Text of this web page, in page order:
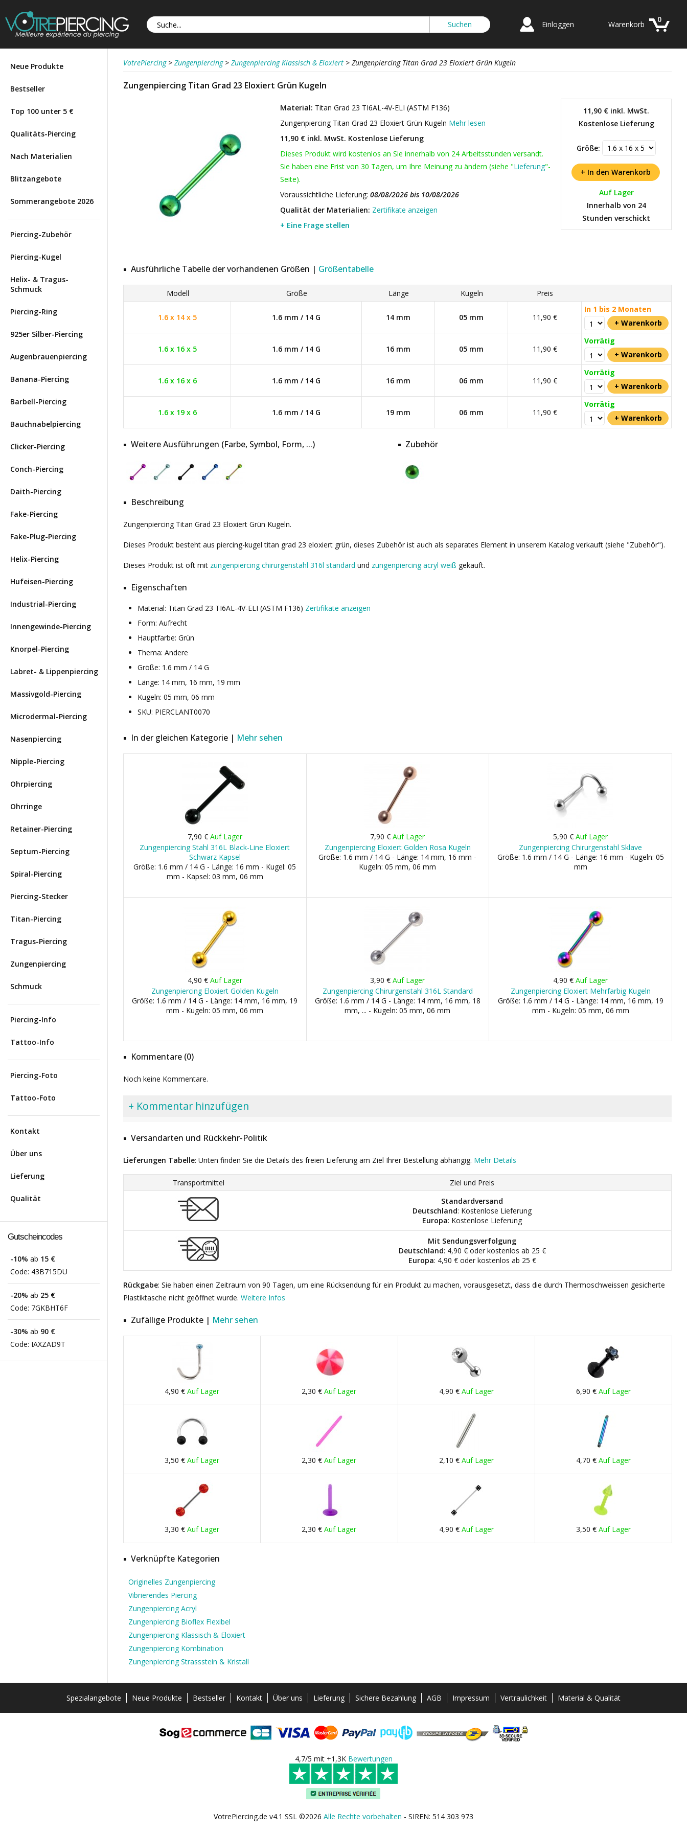
Einloggen
0
Warenkorb
Neue Produkte
Bestseller
Top 100 unter 5 €
Qualitäts-Piercing
Nach Materialien
Blitzangebote
Sommerangebote 2026
Piercing-Zubehör
Piercing-Kugel
Helix- & Tragus-
Schmuck
Piercing-Ring
925er Silber-Piercing
Augenbrauenpiercing
Banana-Piercing
Barbell-Piercing
Bauchnabelpiercing
Clicker-Piercing
Conch-Piercing
Daith-Piercing
Fake-Piercing
Fake-Plug-Piercing
Helix-Piercing
Hufeisen-Piercing
Industrial-Piercing
Innengewinde-Piercing
Knorpel-Piercing
Labret- & Lippenpiercing
Massivgold-Piercing
Microdermal-Piercing
Nasenpiercing
Nipple-Piercing
Ohrpiercing
Ohrringe
Retainer-Piercing
Septum-Piercing
Spiral-Piercing
Piercing-Stecker
Titan-Piercing
Tragus-Piercing
Zungenpiercing
Schmuck
Piercing-Info
Tattoo-Info
Piercing-Foto
Tattoo-Foto
Kontakt
Über uns
Lieferung
Qualität
Gutscheincodes
-10% ab 15 €
Code: 43B715DU
-20% ab 25 €
Code: 7GKBHT6F
-30% ab 90 €
Code: IAXZAD9T
VotrePiercing > Zungenpiercing > Zungenpiercing Klassisch & Eloxiert > Zungenpiercing Titan Grad 23 Eloxiert Grün Kugeln
Zungenpiercing Titan Grad 23 Eloxiert Grün Kugeln
11,90 € inkl. MwSt.
Kostenlose Lieferung
Größe:
Auf Lager
Innerhalb von 24
Stunden verschickt
Material: Titan Grad 23 TI6AL-4V-ELI (ASTM F136)
Zungenpiercing Titan Grad 23 Eloxiert Grün Kugeln Mehr lesen
11,90 € inkl. MwSt. Kostenlose Lieferung
Dieses Produkt wird kostenlos an Sie innerhalb von 24 Arbeitsstunden versandt.
Sie haben eine Frist von 30 Tagen, um Ihre Meinung zu ändern (siehe "Lieferung"-
Seite).
Voraussichtliche Lieferung: 08/08/2026 bis 10/08/2026
Qualität der Materialien: Zertifikate anzeigen
+ Eine Frage stellen
Ausführliche Tabelle der vorhandenen Größen | Größentabelle
Modell Größe Länge Kugeln Preis
1.6 x 14 x 5 1.6 mm / 14 G 14 mm 05 mm 11,90 €
In 1 bis 2 Monaten
1.6 x 16 x 5 1.6 mm / 14 G 16 mm 05 mm 11,90 €
Vorrätig
1.6 x 16 x 6 1.6 mm / 14 G 16 mm 06 mm 11,90 €
Vorrätig
1.6 x 19 x 6 1.6 mm / 14 G 19 mm 06 mm 11,90 €
Vorrätig
Zubehör
Weitere Ausführungen (Farbe, Symbol, Form, ...)
Beschreibung
Zungenpiercing Titan Grad 23 Eloxiert Grün Kugeln.
Dieses Produkt besteht aus piercing-kugel titan grad 23 eloxiert grün, dieses Zubehör ist auch als separates Element in unserem Katalog verkauft (siehe "Zubehör").
Dieses Produkt ist oft mit zungenpiercing chirurgenstahl 316l standard und zungenpiercing acryl weiß gekauft.
Eigenschaften
Material: Titan Grad 23 TI6AL-4V-ELI (ASTM F136) Zertifikate anzeigen
Form: Aufrecht
Hauptfarbe: Grün
Thema: Andere
Größe: 1.6 mm / 14 G
Länge: 14 mm, 16 mm, 19 mm
Kugeln: 05 mm, 06 mm
SKU: PIERCLANT0070
In der gleichen Kategorie | Mehr sehen
7,90 € Auf Lager
Zungenpiercing Stahl 316L Black-Line Eloxiert
Schwarz Kapsel
Größe: 1.6 mm / 14 G - Länge: 16 mm - Kugel: 05
mm - Kapsel: 03 mm, 06 mm
7,90 €Auf Lager
Zungenpiercing Eloxiert Golden Rosa Kugeln
Größe: 1.6 mm / 14 G - Länge: 14 mm, 16 mm -
Kugeln: 05 mm, 06 mm
5,90 €Auf Lager
Zungenpiercing Chirurgenstahl Sklave
Größe: 1.6 mm / 14 G - Länge: 16 mm - Kugeln: 05
mm
4,90 € Auf Lager
Zungenpiercing Eloxiert Golden Kugeln
Größe: 1.6 mm / 14 G - Länge: 14 mm, 16 mm, 19
mm - Kugeln: 05 mm, 06 mm
3,90 €Auf Lager
Zungenpiercing Chirurgenstahl 316L Standard
Größe: 1.6 mm / 14 G - Länge: 14 mm, 16 mm, 18
mm, ... - Kugeln: 05 mm, 06 mm
4,90 €Auf Lager
Zungenpiercing Eloxiert Mehrfarbig Kugeln
Größe: 1.6 mm / 14 G - Länge: 14 mm, 16 mm, 19
mm - Kugeln: 05 mm, 06 mm
Kommentare (0)
Noch keine Kommentare.
+ Kommentar hinzufügen
Versandarten und Rückkehr-Politik
Lieferungen Tabelle: Unten finden Sie die Details des freien Lieferung am Ziel Ihrer Bestellung abhängig. Mehr Details
Transportmittel
Ziel und Preis
Standardversand
Deutschland: Kostenlose Lieferung
Europa: Kostenlose Lieferung
Mit Sendungsverfolgung
Deutschland: 4,90 € oder kostenlos ab 25 €
Europa: 4,90 € oder kostenlos ab 25 €
Rückgabe: Sie haben einen Zeitraum von 90 Tagen, um eine Rücksendung für ein Produkt zu machen, vorausgesetzt, dass die durch Thermoschweissen gesicherte
Plastiktasche nicht geöffnet wurde. Weitere Infos
Zufällige Produkte | Mehr sehen
4,90 €Auf Lager 2,30 €Auf Lager 4,90 € Auf Lager 6,90 € Auf Lager
3,50 €Auf Lager 2,30 €Auf Lager 2,10 € Auf Lager 4,70 € Auf Lager
3,30 €Auf Lager 2,30 €Auf Lager 4,90 € Auf Lager 3,50 € Auf Lager
Verknüpfte Kategorien
Originelles Zungenpiercing
Vibrierendes Piercing
Zungenpiercing Acryl
Zungenpiercing Bioflex Flexibel
Zungenpiercing Klassisch & Eloxiert
Zungenpiercing Kombination
Zungenpiercing Strassstein & Kristall
Spezialangebote Neue Produkte Bestseller Kontakt Über uns Lieferung Sichere Bezahlung AGB Impressum Vertraulichkeit Material & Qualität
4,7/5 mit +1,3K Bewertungen
VotrePiercing.de v4.1 SSL ©2026 Alle Rechte vorbehalten - SIREN: 514 303 973